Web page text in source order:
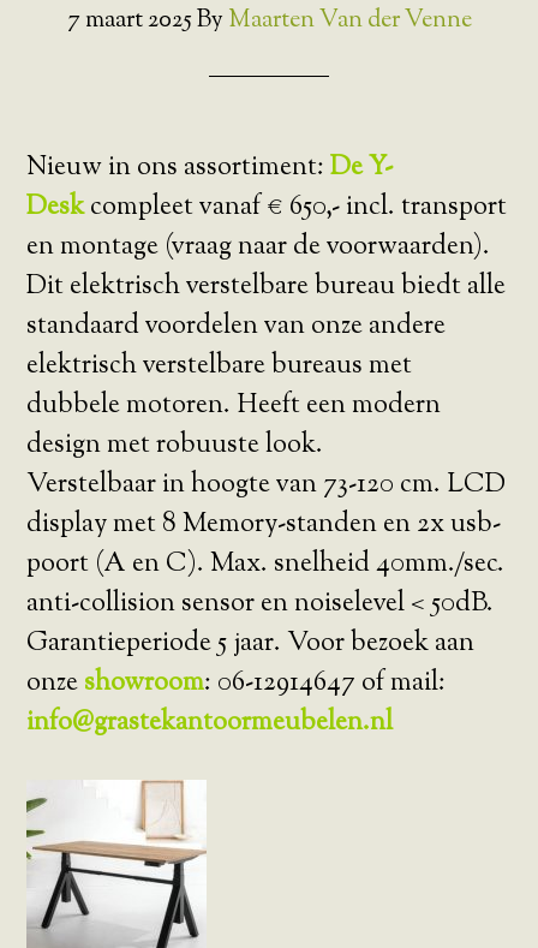
7 maart 2025By Maarten Van der Venne
Nieuw in ons assortiment:De Y-
Deskcompleet vanaf € 650,- incl. transport
en montage (vraag naar de voorwaarden).
Dit elektrisch verstelbare bureau biedt alle
standaard voordelen van onze andere
elektrisch verstelbare bureaus met
dubbele motoren. Heeft een modern
design met robuuste look.
Verstelbaar in hoogte van 73-120 cm. LCD
display met 8 Memory-standen en 2x usb-
poort (A en C). Max. snelheid 40mm./sec.
anti-collision sensor en noiselevel < 50dB.
Garantieperiode 5 jaar. Voor bezoek aan
onzeshowroom: 06-12914647 of mail:
info@grastekantoormeubelen.nl